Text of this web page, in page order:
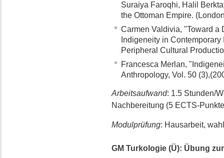
Suraiya Faroqhi, Halil
the Ottoman Empire.
Carmen Valdivia, "Toward a
Indigeneity in
Peripheral Cultural
Francesca Merlan,
Anthropology, Vol. 50
Arbeitsaufwand: 1.5 Stunden/
Nachbereitung (5 ECTS-
Modulprüfung: Hausarbeit,
GM Turkologie (Ü): Übung